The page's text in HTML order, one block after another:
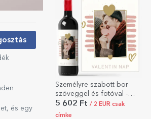
Személyre szabott bor
szöveggel és fotóval -
Együtt
5 602 Ft / 2 EUR csak
címke
és egy